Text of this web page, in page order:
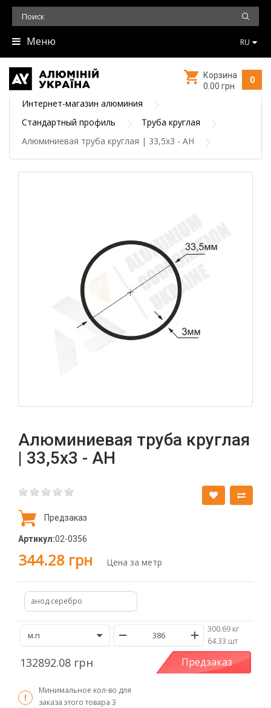
Меню RU
0
Корзина
0.00 грн
Интернет-магазин алюминия
Стандартный профиль
Труба круглая
Алюминиевая труба круглая | 33,5х3 - АН
Алюминиевая труба круглая
| 33,5х3 - АН
Предзаказ
Артикул:02-0356
344.28 грн Цена за метр
анод.серебро
300.69 кг
/64.33 шт
132892.08 грн Предзаказ
Минимальное кол-во для
заказа этого товара 3